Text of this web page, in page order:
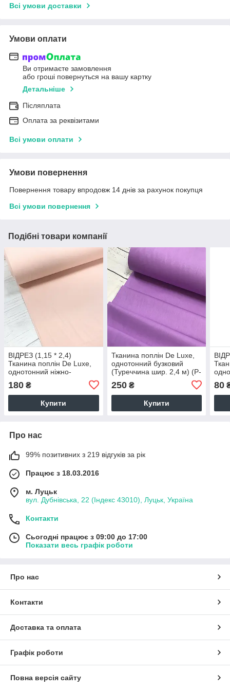
Всі умови доставки
Умови оплати
Ви отримаєте замовлення
або гроші повернуться на вашу картку
Детальніше
Післяплата
Оплата за реквізитами
Всі умови оплати
Умови повернення
Повернення товару впродовж 14 днів за рахунок покупця
Всі умови повернення
Подібні товари компанії
ВІДРЕЗ (1,15 * 2,4)
Тканина поплін De Luxe,
однотонний ніжно-
шир. 2,4 м) (P-FR-0093)
180 ₴
Купити
Тканина поплін De Luxe,
однотонний бузковий
(Туреччина шир. 2,4 м) (P-
FR-0049) ОТРЕЗ (1,6*2,4)
250₴
Купити
2,4
80
Про нас
99% позитивних з 219 відгуків за рік
Працює з 18.03.2016
м. Луцьк
вул. Дубнівська, 22 (Індекс 43010), Луцьк, Україна
Контакти
Сьогодні працює з 09:00 до 17:00
Показати весь графік роботи
Про нас
Контакти
Доставка та оплата
Графік роботи
Повна версія сайту